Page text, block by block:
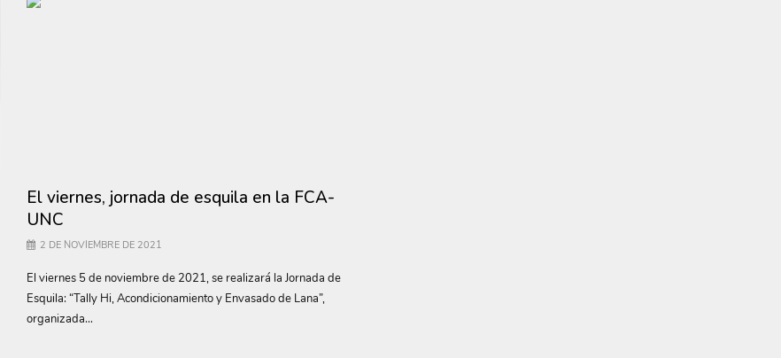
El viernes, jornada de esquila en la FCA-
UNC
2 DE NOVIEMBRE DE 2021
El viernes 5 de noviembre de 2021, se realizará la Jornada de
Esquila: “Tally Hi, Acondicionamiento y Envasado de Lana”,
organizada...